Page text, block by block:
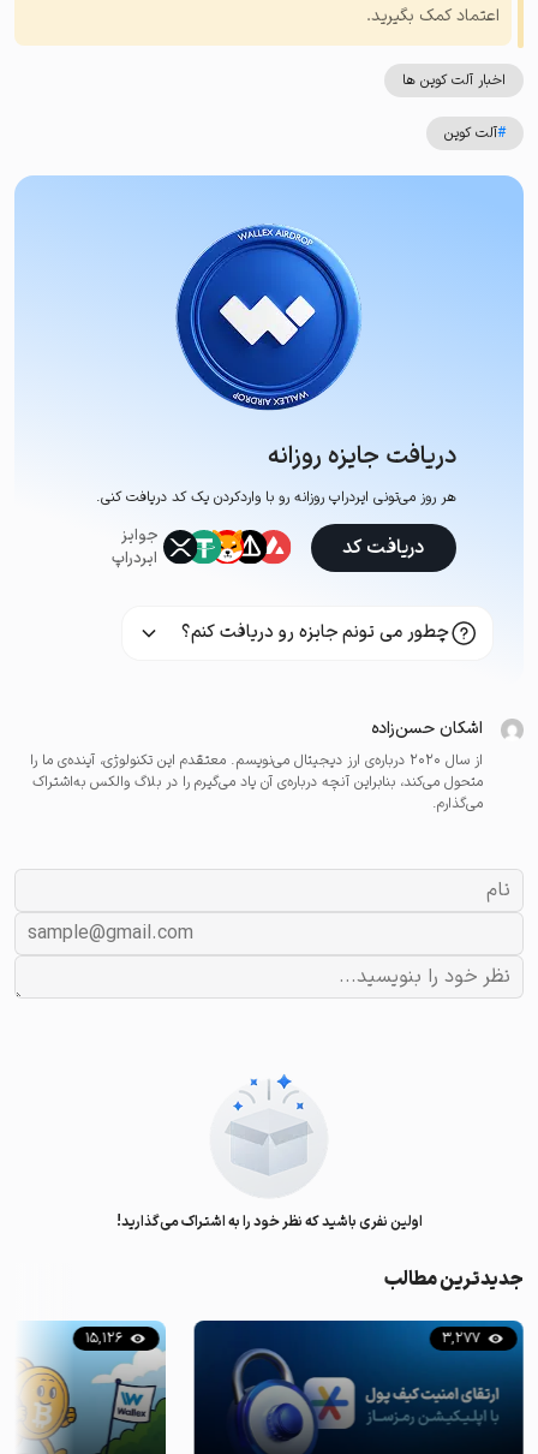
اعتماد کمک بگیرید.
اخبار آلت کوین ها
#آلت کوین
دریافت جایزه روزانه
هر روز می‌تونی ایردراپ روزانه رو با وارد‌کردن یک کد دریافت کنی.
جوایز
ایردراپ
دریافت کد
چطور می تونم جایزه رو دریافت کنم؟
اشکان حسن‌زاده
از سال ۲۰۲۰ درباره‌ی ارز دیجیتال می‌نویسم. معتقدم این تکنولوژی، آینده‌ی ما را
متحول می‌کند، بنابراین آنچه درباره‌ی آن یاد می‌گیرم را در بلاگ والکس به‌اشتراک
می‌گذارم.
اولین نفری باشید که نظر خود را به اشتراک می‌گذارید!
جدیدترین مطالب
3,277
15,126